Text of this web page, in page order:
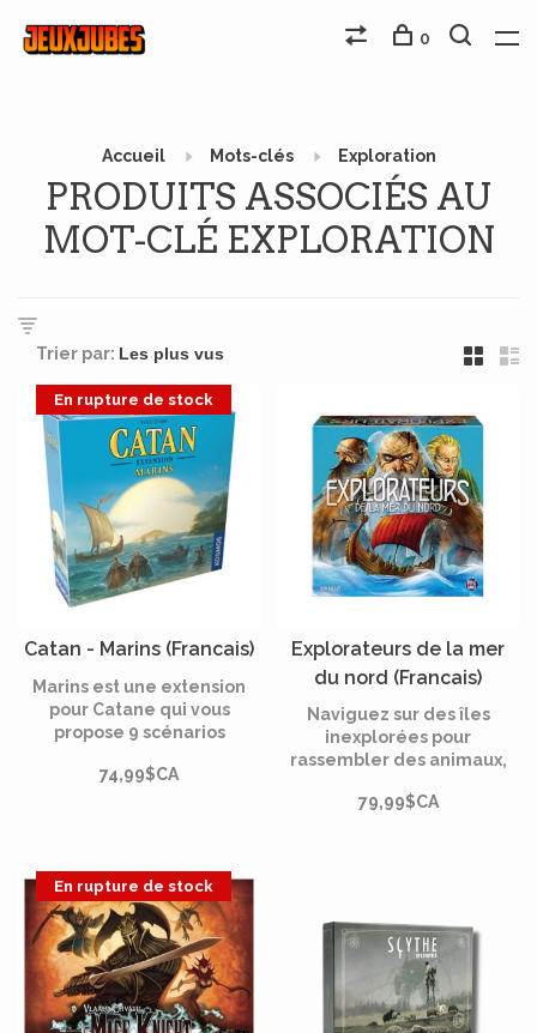
0
Accueil Mots-clés Exploration
PRODUITS ASSOCIÉS AU
MOT-CLÉ EXPLORATION
Trier par:
En rupture de stock
Catan - Marins (Francais)
Marins est une extension
pour Catane qui vous
propose 9 scénarios
découvrir de nouveaux
pour découvrir de
nouvelles terres !
74,99$CA
Explorateurs de la mer
du nord (Francais)
Naviguez sur des îles
inexplorées pour
rassembler des animaux,
revendiquer des terres.
79,99$CA
En rupture de stock